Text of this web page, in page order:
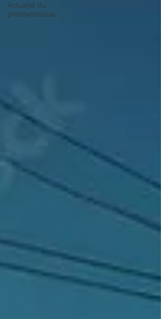
Actualité du
photovoltaïque